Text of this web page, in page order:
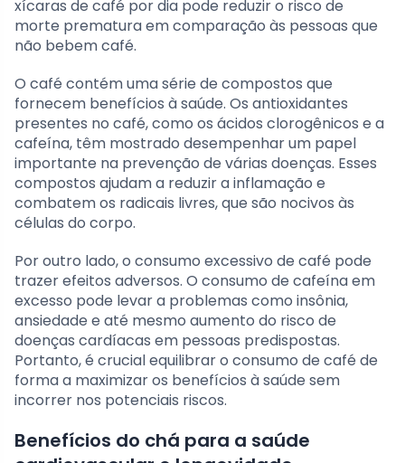
xícaras de café por dia pode reduzir o risco de
morte prematura em comparação às pessoas que
não bebem café.
O café contém uma série de compostos que
fornecem benefícios à saúde. Os antioxidantes
presentes no café, como os ácidos clorogênicos e a
cafeína, têm mostrado desempenhar um papel
importante na prevenção de várias doenças. Esses
compostos ajudam a reduzir a inflamação e
combatem os radicais livres, que são nocivos às
células do corpo.
Por outro lado, o consumo excessivo de café pode
trazer efeitos adversos. O consumo de cafeína em
excesso pode levar a problemas como insônia,
ansiedade e até mesmo aumento do risco de
doenças cardíacas em pessoas predispostas.
Portanto, é crucial equilibrar o consumo de café de
forma a maximizar os benefícios à saúde sem
incorrer nos potenciais riscos.
Benefícios do chá para a saúde